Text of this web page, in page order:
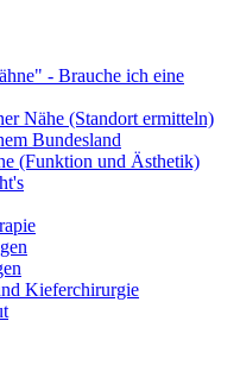
- Brauche ich eine
Nähe (Standort ermitteln)
Bundesland
(Funktion und Ästhetik)
Kieferchirurgie